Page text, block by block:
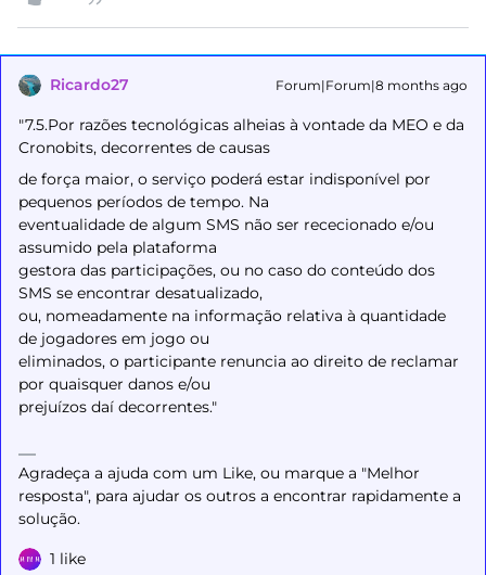
Ricardo27 Forum|Forum|8 months ago
"7.5.Por razões tecnológicas alheias à vontade da MEO e da
Cronobits, decorrentes de causas
de força maior, o serviço poderá estar indisponível por
pequenos períodos de tempo. Na
eventualidade de algum SMS não ser rececionado e/ou
assumido pela plataforma
gestora das participações, ou no caso do conteúdo dos
SMS se encontrar desatualizado,
ou, nomeadamente na informação relativa à quantidade
de jogadores em jogo ou
eliminados, o participante renuncia ao direito de reclamar
por quaisquer danos e/ou
prejuízos daí decorrentes."
Agradeça a ajuda com um Like, ou marque a "Melhor
resposta", para ajudar os outros a encontrar rapidamente a
solução.
1 like